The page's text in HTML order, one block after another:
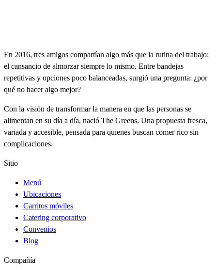
En 2016, tres amigos compartían algo más que la rutina del trabajo:
el cansancio de almorzar siempre lo mismo. Entre bandejas
repetitivas y opciones poco balanceadas, surgió una pregunta: ¿por
qué no hacer algo mejor?
Con la visión de transformar la manera en que las personas se
alimentan en su día a día, nació The Greens. Una propuesta fresca,
variada y accesible, pensada para quienes buscan comer rico sin
complicaciones.
Sitio
Menú
Ubicaciones
Carritos móviles
Catering corporativo
Convenios
Blog
Compañía